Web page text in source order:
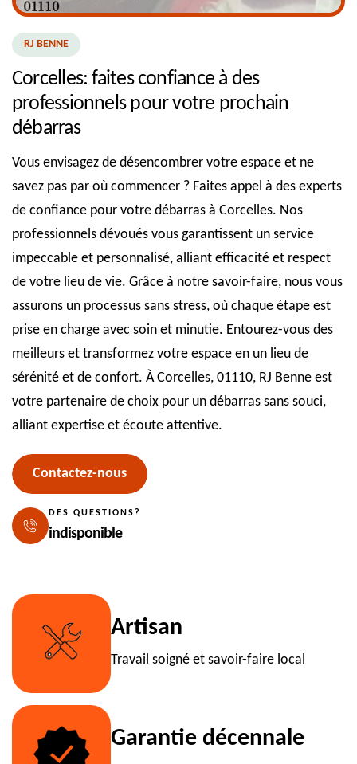
RJ BENNE
Corcelles: faites confiance à des
professionnels pour votre prochain
débarras
Vous envisagez de désencombrer votre espace et ne
savez pas par où commencer ? Faites appel à des experts
de confiance pour votre débarras à Corcelles. Nos
professionnels dévoués vous garantissent un service
impeccable et personnalisé, alliant efficacité et respect
de votre lieu de vie. Grâce à notre savoir-faire, nous vous
assurons un processus sans stress, où chaque étape est
prise en charge avec soin et minutie. Entourez-vous des
meilleurs et transformez votre espace en un lieu de
sérénité et de confort. À Corcelles, 01110, RJ Benne est
votre partenaire de choix pour un débarras sans souci,
alliant expertise et écoute attentive.
Contactez-nous
DES QUESTIONS?
indisponible
Artisan
Travail soigné et savoir-faire local
Garantie décennale